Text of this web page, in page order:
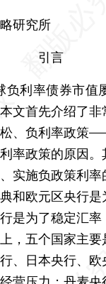
研究所
引言
利率债券市值
文首先介绍了
、负利率政策
率政策的原因
实施负政策利
和欧元区央行
是为了稳定汇
，五个国家主
、日本央行、